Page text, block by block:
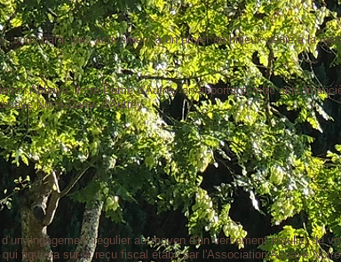
vous participez activement à un projet ambitieux dédié à la
Abbaye Notre-Dame d'Autrey en apportant votre aide
Notre-Dame d'Autrey.
engagement régulier au moyen d'un versement régulier de
figurera sur le reçu fiscal établi par l'Association Abbaye